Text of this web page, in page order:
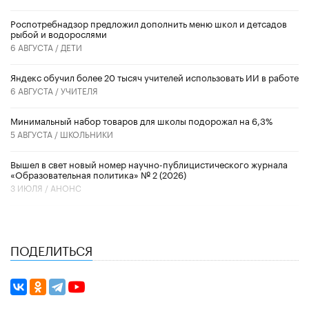
Роспотребнадзор предложил дополнить меню школ и детсадов
рыбой и водорослями
6 АВГУСТА / ДЕТИ
​Яндекс обучил более 20 тысяч учителей использовать ИИ в работе
6 АВГУСТА /УЧИТЕЛЯ
Минимальный набор товаров для школы подорожал на 6,3%
5 АВГУСТА / ШКОЛЬНИКИ
Вышел в свет новый номер научно-публицистического журнала
«Образовательная политика» № 2 (2026)
3 ИЮЛЯ / АНОНС
ПОДЕЛИТЬСЯ